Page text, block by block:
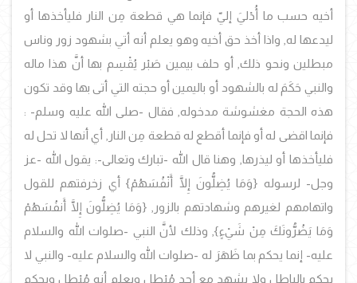
أخيه حسب ما أُدْليَ إليّ فإنما هي قطعة مِن النار فليأخذها أو
ليدعها له, واذا أخذ حق أخيه وهو يعلم أنه أتي بشهود زور وناس
مبطلين ونحو ذلك, أو حلف بيمين صَبْر يُقْسِم بها أنَّ هذا ماله
والنبي حَكَمَ له بالشهود أو باليمين أو حجته التي أتى بها وقد تكون
هذه الحجة مغشوشة مدخوله, فقال -صلى الله عليه وسلم- :
فإنما اقضى له أو فإنما أقطع له قطعة مِن النار, أي أنها لا تحل له
فليأخذها أو ليذرها, وهنا قال الله -تبارك وتعالى-: يقول الله -عز
وجل- لرسوله {وَمَا يُضِلُّونَ إِلَّا أَنْفُسَهُمْ} أي زخرفتهم للقول
واتهامهم لغيرهم وشهادتهم بالزور, {وَمَا يُضِلُّونَ إِلَّا أَنفُسَهُمْ
وَمَا يَضُرُّونَكَ مِنْ شَيْءٍ}, وذلك لأنَّ النبي -صلوات الله والسلام
عليه- إنما يحكم بما ظَهَرَ له -صلوات الله والسلام عليه- والنبي لا
يحكم بالباطل ولا يشهد مع أحد مُبْطِل ويعلم أنه مُبْطِل ويحكم